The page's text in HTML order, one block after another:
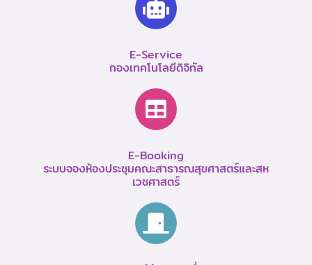
E-Service
กองเทคโนโลยีดิจิทัล
E-Booking
ระบบจองห้องประชุมคณะสาธารณสุขศาสตร์และสห
เวชศาสตร์